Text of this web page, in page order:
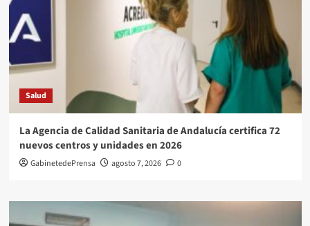
Salud
La Agencia de Calidad Sanitaria de Andalucía certifica 72
nuevos centros y unidades en 2026
GabinetedePrensa agosto 7, 2026 0